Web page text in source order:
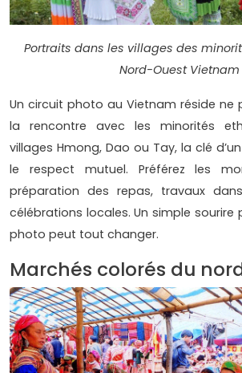
Portraits dans les villages des
Nord-Ouest Vietnam
Un circuit photo au Vietnam réside ne
la rencontre avec les minorités
villages Hmong, Dao ou Tay, la clé
le respect mutuel. Préférez les
préparation des repas, travaux
célébrations locales. Un simple
photo peut tout changer.
Marchés colorés du